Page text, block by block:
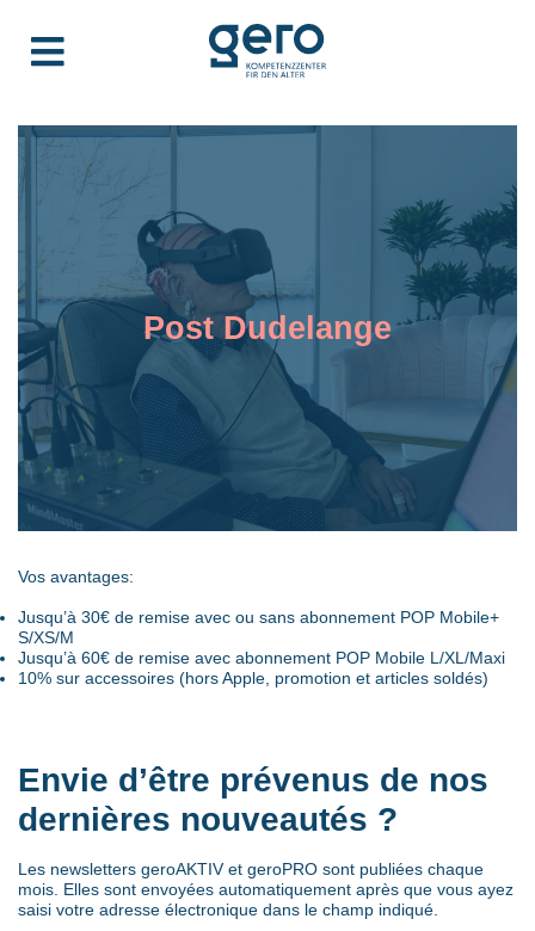
Post Dudelange
Vos avantages:
Jusqu’à 30€ de remise avec ou sans abonnement POP Mobile+
S/XS/M
Jusqu’à 60€ de remise avec abonnement POP Mobile L/XL/Maxi
10% sur accessoires (hors Apple, promotion et articles soldés)
Envie d’être prévenus de nos
dernières nouveautés ?
Les newsletters geroAKTIV et geroPRO sont publiées chaque
mois. Elles sont envoyées automatiquement après que vous ayez
saisi votre adresse électronique dans le champ indiqué.